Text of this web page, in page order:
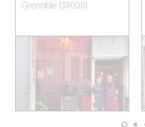
Grenoble (38000)